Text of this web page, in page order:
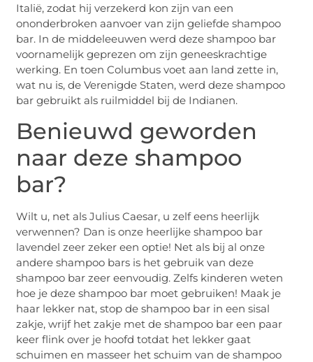
Italië, zodat hij verzekerd kon zijn van een
ononderbroken aanvoer van zijn geliefde shampoo
bar. In de middeleeuwen werd deze shampoo bar
voornamelijk geprezen om zijn geneeskrachtige
werking. En toen Columbus voet aan land zette in,
wat nu is, de Verenigde Staten, werd deze shampoo
bar gebruikt als ruilmiddel bij de Indianen.
Benieuwd geworden
naar deze shampoo
bar?
Wilt u, net als Julius Caesar, u zelf eens heerlijk
verwennen? Dan is onze heerlijke shampoo bar
lavendel zeer zeker een optie! Net als bij al onze
andere shampoo bars is het gebruik van deze
shampoo bar zeer eenvoudig. Zelfs kinderen weten
hoe je deze shampoo bar moet gebruiken! Maak je
haar lekker nat, stop de shampoo bar in een sisal
zakje, wrijf het zakje met de shampoo bar een paar
keer flink over je hoofd totdat het lekker gaat
schuimen en masseer het schuim van de shampoo